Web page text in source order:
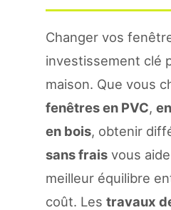
Changer vos
investissement clé
maison. Que vous
fenêtres en PVC,
en bois, obtenir
sans frais vous
meilleur équilibre
coût. Les travaux